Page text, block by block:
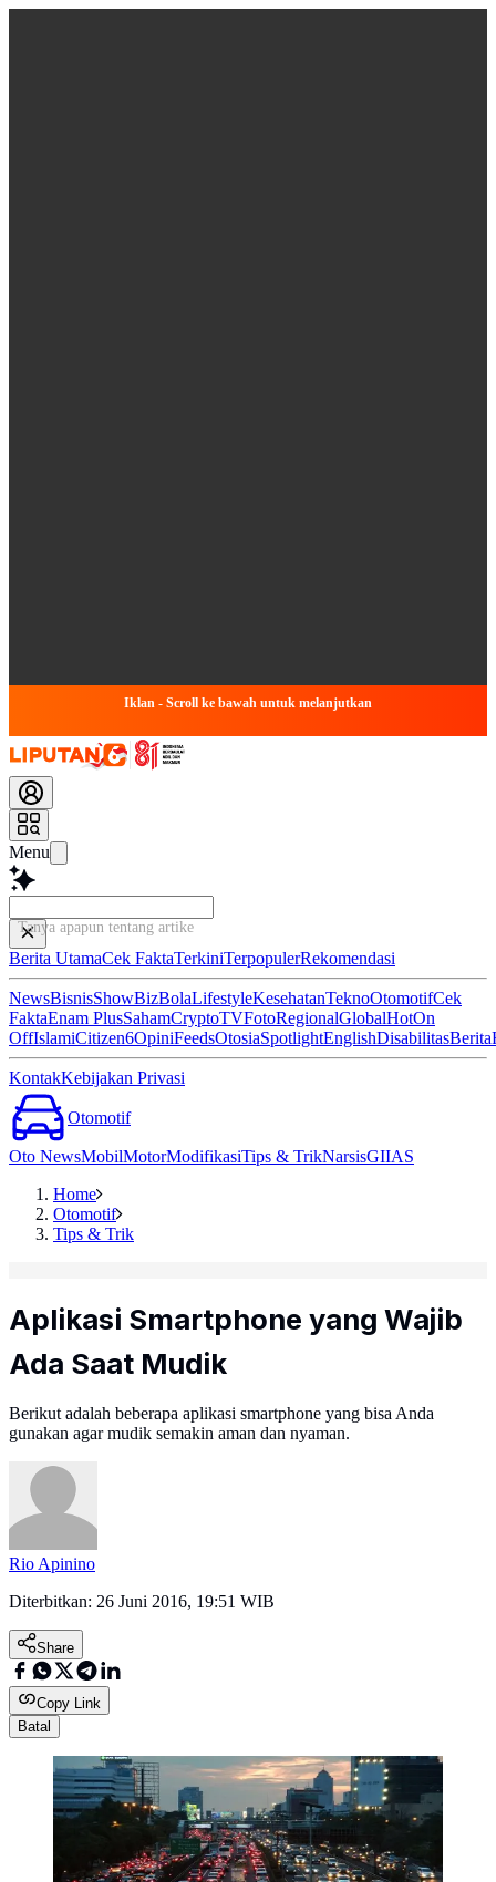
Iklan - Scroll ke bawah untuk melanjutkan
Menu
Tanya apapun tentang artikel ini...
Berita UtamaCek FaktaTerkiniTerpopulerRekomendasi
NewsBisnisShowBizBolaLifestyleKesehatanTeknoOtomotifCek
FaktaEnam PlusSahamCryptoTVFotoRegionalGlobalHotOn
OffIslamiCitizen6OpiniFeedsOtosiaSpotlightEnglishDisabilitasBerita
KontakKebijakan Privasi
Otomotif
Oto NewsMobilMotorModifikasiTips & TrikNarsisGIIAS
Home
Otomotif
Tips & Trik
Aplikasi Smartphone yang Wajib
Ada Saat Mudik
Berikut adalah beberapa aplikasi smartphone yang bisa Anda
gunakan agar mudik semakin aman dan nyaman.
Rio Apinino
Diterbitkan: 26 Juni 2016, 19:51 WIB
Share
Copy Link
Batal